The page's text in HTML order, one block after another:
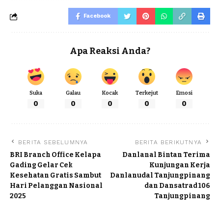
Facebook
Apa Reaksi Anda?
Suka
0
Galau
0
Kocak
0
Terkejut
0
Emosi
0
BERITA SEBELUMNYA
BRI Branch Office Kelapa
Gading Gelar Cek
Kesehatan Gratis Sambut
Hari Pelanggan Nasional
2025
BERITA BERIKUTNYA
Danlanal Bintan Terima
Kunjungan Kerja
Danlanudal Tanjungpinang
dan Dansatrad 106
Tanjungpinang